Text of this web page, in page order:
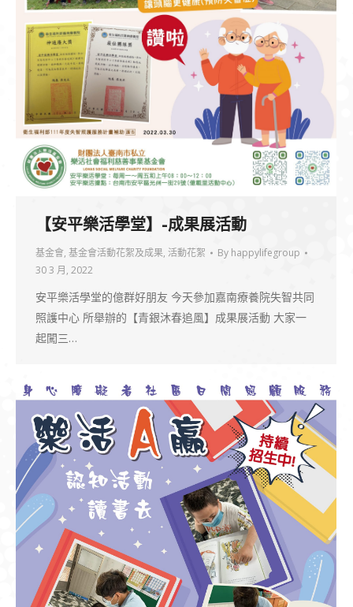
【安平樂活學堂】-成果展活動
基金會, 基金會活動花絮及成果, 活動花絮 By happylifegroup
30 3 月, 2022
安平樂活學堂的億群好朋友 今天參加嘉南療養院失智共同
照護中心 所舉辦的【青銀沐春追風】成果展活動 大家一
起闖三…